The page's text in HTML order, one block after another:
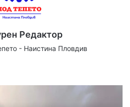
Редактор
- Наистина Пловдив